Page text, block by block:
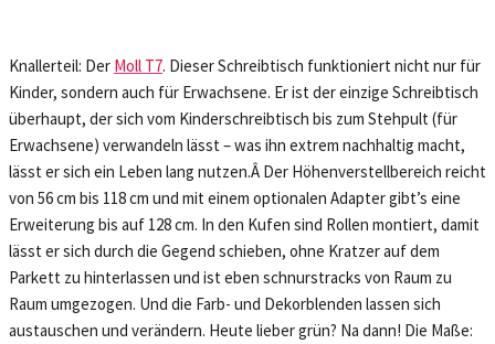
Knallerteil: Der Moll T7. Dieser Schreibtisch funktioniert nicht nur für
Kinder, sondern auch für Erwachsene. Er ist der einzige Schreibtisch
überhaupt, der sich vom Kinderschreibtisch bis zum Stehpult (für
Erwachsene) verwandeln lässt – was ihn extrem nachhaltig macht,
lässt er sich ein Leben lang nutzen.Â Der Höhenverstellbereich reicht
von 56 cm bis 118 cm und mit einem optionalen Adapter gibt’s eine
Erweiterung bis auf 128 cm. In den Kufen sind Rollen montiert, damit
lässt er sich durch die Gegend schieben, ohne Kratzer auf dem
Parkett zu hinterlassen und ist eben schnurstracks von Raum zu
Raum umgezogen. Und die Farb- und Dekorblenden lassen sich
austauschen und verändern. Heute lieber grün? Na dann! Die Maße: